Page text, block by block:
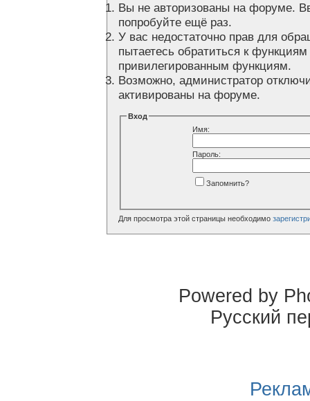
Вы не авторизованы на форуме.
попробуйте ещё раз.
У вас недостаточно прав для
пытаетесь обратиться к
привилегированным функциям.
Возможно, администратор
активированы на форуме.
Вход
Имя:
Пароль:
Запомнить?
Для просмотра этой страницы необходимо
Powered by
Русский